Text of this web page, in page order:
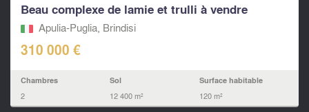
Beau complexe de lamie et trulli à vendre
Apulia-Puglia, Brindisi
310 000 €
Chambres
2
Sol
12 400 m²
Surface habitable
120 m²